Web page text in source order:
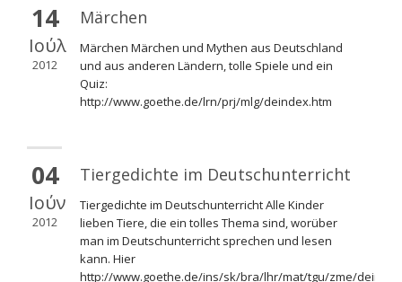
14
Ιούλ
2012
Märchen
Märchen Märchen und Mythen aus Deutschland
und aus anderen Ländern, tolle Spiele und ein
Quiz:
http://www.goethe.de/lrn/prj/mlg/deindex.htm
04
Ιούν
2012
Tiergedichte im Deutschunterricht
Tiergedichte im Deutschunterricht Alle Kinder
lieben Tiere, die ein tolles Thema sind, worüber
man im Deutschunterricht sprechen und lesen
kann. Hier
http://www.goethe.de/ins/sk/bra/lhr/mat/tgu/zme/